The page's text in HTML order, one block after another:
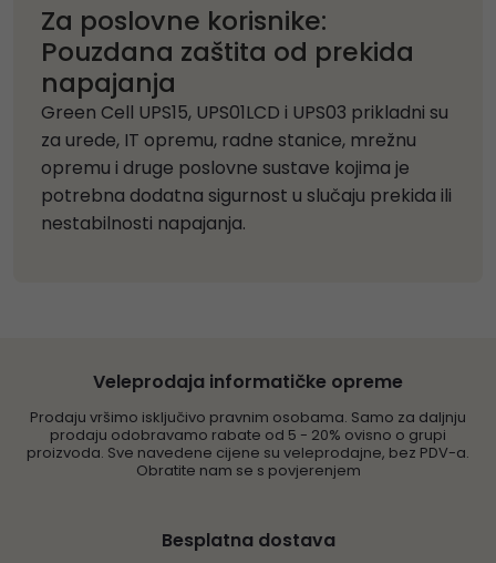
Za poslovne korisnike:
Pouzdana zaštita od prekida
napajanja
Green Cell UPS15, UPS01LCD i UPS03 prikladni su
za urede, IT opremu, radne stanice, mrežnu
opremu i druge poslovne sustave kojima je
potrebna dodatna sigurnost u slučaju prekida ili
nestabilnosti napajanja.
Veleprodaja informatičke opreme
Prodaju vršimo isključivo pravnim osobama. Samo za daljnju
prodaju odobravamo rabate od 5 - 20% ovisno o grupi
proizvoda. Sve navedene cijene su veleprodajne, bez PDV-a.
Obratite nam se s povjerenjem
Besplatna dostava